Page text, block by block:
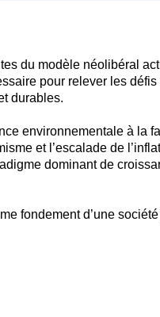
du modèle néolibéral
pour relever les
durables.
environnementale à la
et l’escalade de
dominant de
fondement d’une